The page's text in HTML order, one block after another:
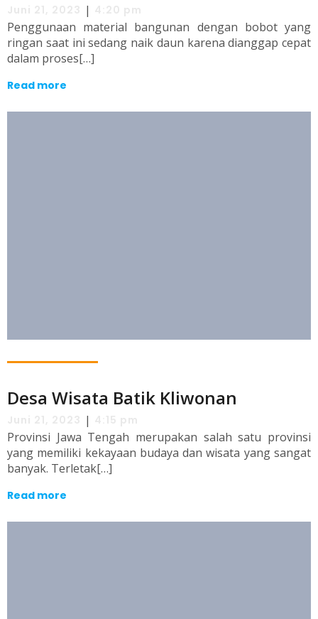
|
Penggunaan material bangunan dengan bobot yang
ringan saat ini sedang naik daun karena dianggap cepat
dalam proses[…]
Read more
Desa Wisata Batik Kliwonan
|
Provinsi Jawa Tengah merupakan salah satu provinsi
yang memiliki kekayaan budaya dan wisata yang sangat
banyak. Terletak[…]
Read more